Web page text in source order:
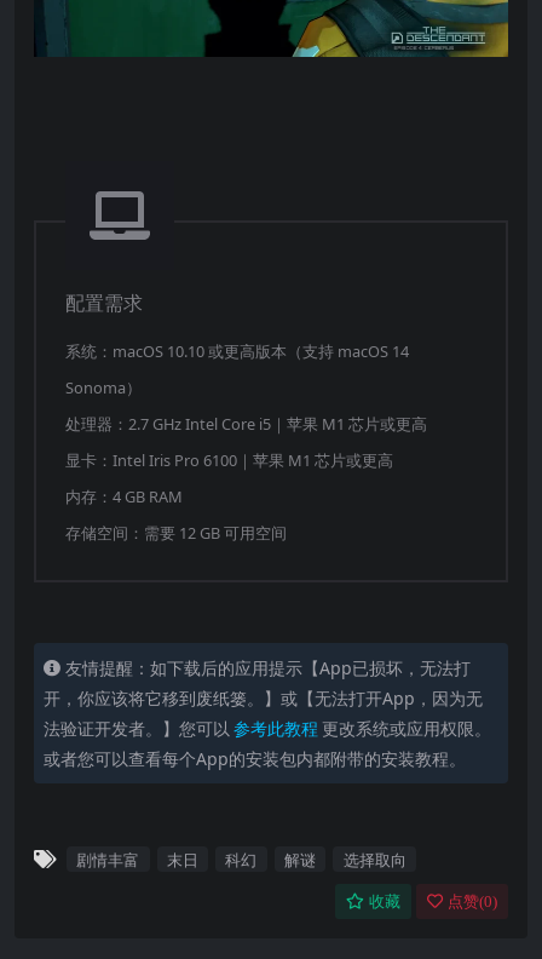
配置需求
系统：macOS 10.10 或更高版本（支持 macOS 14
Sonoma）
处理器：2.7 GHz Intel Core i5｜苹果 M1 芯片或更高
显卡：Intel Iris Pro 6100｜苹果 M1 芯片或更高
内存：4 GB RAM
存储空间：需要 12 GB 可用空间
友情提醒：如下载后的应用提示【App已损坏，无法打
开，你应该将它移到废纸篓。】或【无法打开App，因为无
法验证开发者。】您可以 参考此教程 更改系统或应用权限。
或者您可以查看每个App的安装包内都附带的安装教程。
剧情丰富 末日 科幻 解谜 选择取向
收藏 点赞(0)